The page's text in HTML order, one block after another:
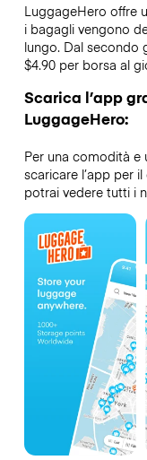
LuggageHero offre
i bagagli vengono
lungo. Dal secondo
$4.90 per borsa al
Scarica l’app
LuggageHero:
Per una comodità e
scaricare l’app per
potrai vedere tutti i